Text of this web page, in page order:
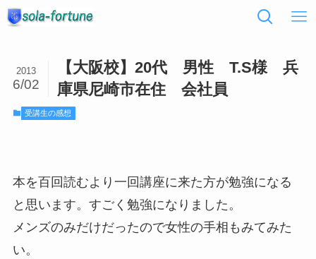
【大阪校】20代 男性 T.S様 兵
庫県尼崎市在住 会社員
2013
6/02
受講生の感想
本を百回読むより一回講座に来た方が勉強になる
と思います。すごく勉強になりました。
メンズのみだけだったので女性の手相もみてみた
い。